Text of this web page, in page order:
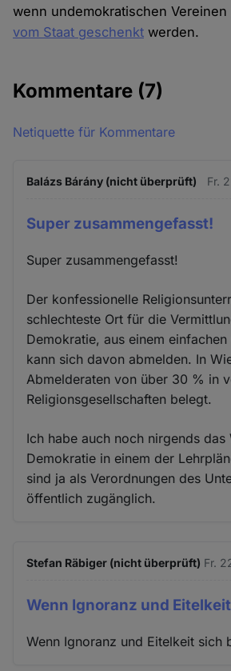
wenn undemokratischen Vereinen
vom Staat geschenkt werden.
Kommentare (7)
Netiquette für Kommentare
Balázs Bárány (nicht überprüft) Fr.
Super zusammengefasst!
Super zusammengefasst!
Der konfessionelle
schlechteste Ort für die
Demokratie, aus einem
kann sich davon abmelden. In
Abmelderaten von über 30 % in
Religionsgesellschaften belegt.
Ich habe auch noch nirgends das
Demokratie in einem der
sind ja als Verordnungen des
öffentlich zugänglich.
Stefan Räbiger (nicht überprüft) Fr.
Wenn Ignoranz und Eitelkeit
Wenn Ignoranz und Eitelkeit sich